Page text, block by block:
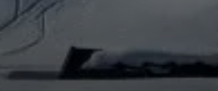
© DAV-FN / Kleesi